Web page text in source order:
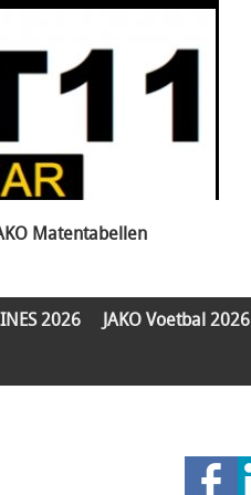
Matentabellen
2026 JAKO Voetbal 2026